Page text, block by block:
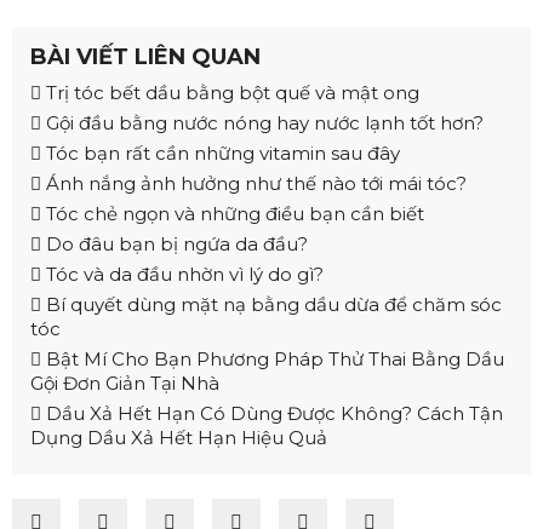
BÀI VIẾT LIÊN QUAN
Trị tóc bết dầu bằng bột quế và mật ong
Gội đầu bằng nước nóng hay nước lạnh tốt hơn?
Tóc bạn rất cần những vitamin sau đây
Ánh nắng ảnh hưởng như thế nào tới mái tóc?
Tóc chẻ ngọn và những điều bạn cần biết
Do đâu bạn bị ngứa da đầu?
Tóc và da đầu nhờn vì lý do gì?
Bí quyết dùng mặt nạ bằng dầu dừa để chăm sóc
tóc
Bật Mí Cho Bạn Phương Pháp Thử Thai Bằng Dầu
Gội Đơn Giản Tại Nhà
Dầu Xả Hết Hạn Có Dùng Được Không? Cách Tận
Dụng Dầu Xả Hết Hạn Hiệu Quả